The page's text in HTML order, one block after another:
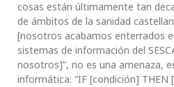
cosas están últimamente tan
de ámbitos de la sanidad
[nosotros acabamos enterrados
sistemas de información del
nosotros]”, no es una amenaza,
informática: “IF [condición] THEN